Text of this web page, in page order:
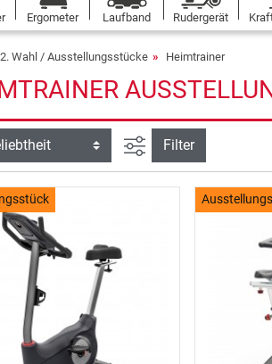
Ergometer Laufband Rudergerät
2. Wahl / Ausstellungsstücke Heimtrainer
Ansicht filtern
Filter